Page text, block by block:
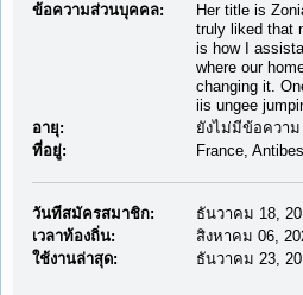
ข้อความส่วนบุคคล:
Her title is
truly liked that
is how I
where our
changing it.
iis ungee
อายุ:
ยังไม่มีข้อความ
ที่อยู่:
France, Antibes
วันที่สมัครสมาชิก:
ธันวาคม 18,
เวลาท้องถิ่น:
สิงหาคม 06,
ใช้งานล่าสุด:
ธันวาคม 23,